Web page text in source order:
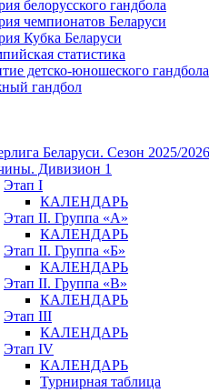
белорусского гандбола
чемпионатов Беларуси
Кубка Беларуси
статистика
детско-юношеского гандбола
гандбол
Беларуси. Сезон 2025/2026
Дивизион 1
Этап I
КАЛЕНДАРЬ
Этап II. Группа «А»
КАЛЕНДАРЬ
Этап II. Группа «Б»
КАЛЕНДАРЬ
Этап II. Группа «В»
КАЛЕНДАРЬ
Этап III
КАЛЕНДАРЬ
Этап IV
КАЛЕНДАРЬ
Турнирная таблица